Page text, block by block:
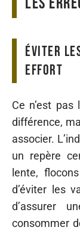
Éviter
effort
Ce n’est
différence,
associer.
un repère
lente,
d’éviter les
d’assurer
consommer